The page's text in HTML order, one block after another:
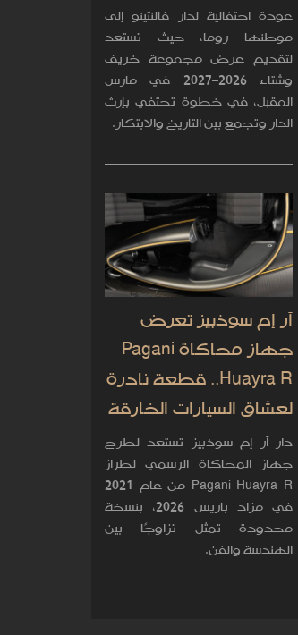
عودة احتفالية لدار فالنتينو إلى
موطنها روما، حيث تستعد
لتقديم عرض مجموعة خريف
وشتاء 2026–2027 في مارس
المقبل، في خطوة تحتفي بإرث
الدار وتجمع بين التاريخ والابتكار.
آر إم سوذبيز تعرض
جهاز محاكاة Pagani
Huayra R.. قطعة نادرة
لعشاق السيارات الخارقة
دار آر إم سوذبيز تستعد لطرح
جهاز المحاكاة الرسمي لطراز
Pagani Huayra R من عام 2021
في مزاد باريس 2026، بنسخة
محدودة تمثل تزاوجًا بين
الهندسة والفن.